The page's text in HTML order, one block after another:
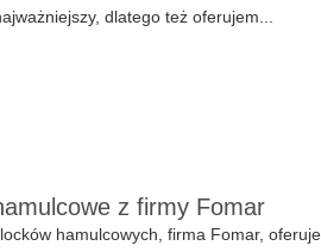
dlatego też oferujem...
z firmy Fomar
hamulcowych, firma Fomar,